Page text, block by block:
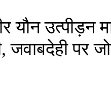
यौन उत्पीड़न
पर